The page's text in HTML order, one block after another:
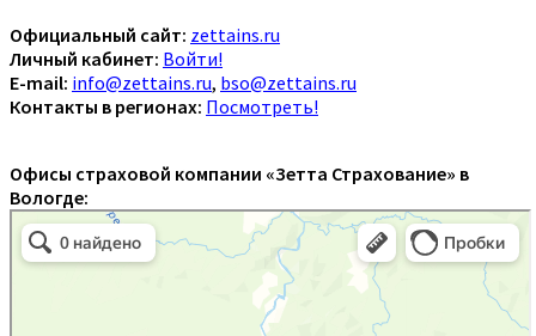
Официальный сайт: zettains.ru
Личный кабинет: Войти!
E-mail: info@zettains.ru, bso@zettains.ru
Контакты в регионах: Посмотреть!
Офисы страховой компании «Зетта Страхование» в
Вологде: